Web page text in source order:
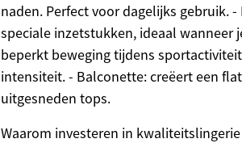
naden. Perfect voor dagelijks gebruik.
speciale inzetstukken, ideaal wanneer
beperkt beweging tijdens
intensiteit. - Balconette: creëert een
uitgesneden tops.
Waarom investeren in